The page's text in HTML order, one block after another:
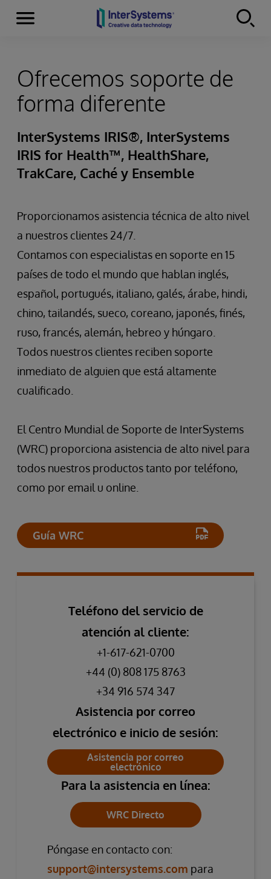
Skip to content
Secciones
Ofrecemos soporte de
forma diferente
InterSystems IRIS®, InterSystems
IRIS for Health™, HealthShare,
TrakCare, Caché y Ensemble
Proporcionamos asistencia técnica de alto nivel
a nuestros clientes 24/7.
Contamos con especialistas en soporte en 15
países de todo el mundo que hablan inglés,
español, portugués, italiano, galés, árabe, hindi,
chino, tailandés, sueco, coreano, japonés, finés,
ruso, francés, alemán, hebreo y húngaro.
Todos nuestros clientes reciben soporte
inmediato de alguien que está altamente
cualificado.
El Centro Mundial de Soporte de InterSystems
(WRC) proporciona asistencia de alto nivel para
todos nuestros productos tanto por teléfono,
como por email u online.
Guía WRC
Teléfono del servicio de
atención al cliente:
+1-617-621-0700
+44 (0) 808 175 8763
+34 916 574 347
Asistencia por correo
electrónico e inicio de sesión:
Asistencia por correo
electrónico
Para la asistencia en línea:
WRC Directo
Póngase en contacto con:
support@intersystems.com para